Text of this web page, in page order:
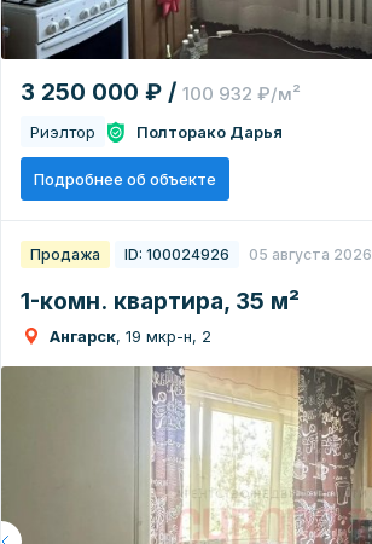
3 250 000 ₽ / 100 932 ₽/м²
Риэлтор Полторако Дарья
Подробнее об объекте
Продажа ID: 100024926 05 августа 2026
1-комн. квартира, 35 м²
Ангарск, 19 мкр-н, 2